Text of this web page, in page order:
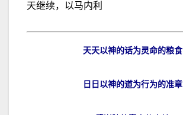
天继续，以马内利
天天以神的话为灵命的粮食
日日以神的道为行为的准章